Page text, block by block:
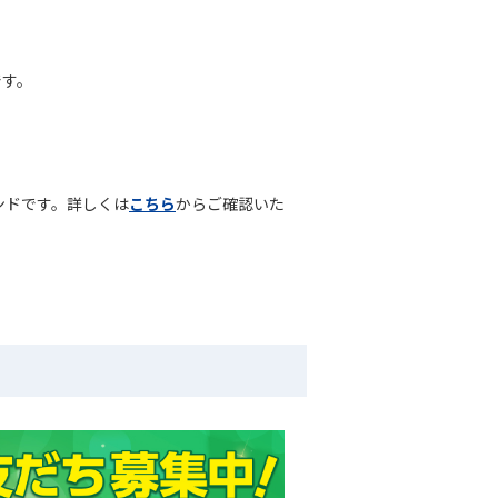
。
です。詳しくはこちらからご確認いた